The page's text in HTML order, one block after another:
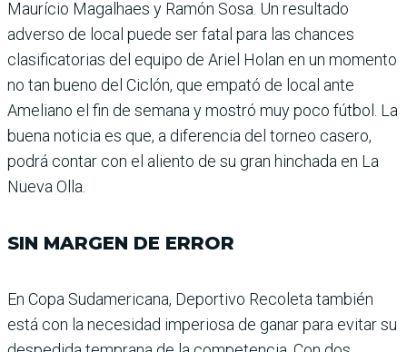
Maurício Magalhaes y Ramón Sosa. Un resultado
adverso de local puede ser fatal para las chances
clasificatorias del equipo de Ariel Holan en un momento
no tan bueno del Ciclón, que empató de local ante
Ameliano el fin de semana y mostró muy poco fútbol. La
buena noti­cia es que, a diferencia del torneo casero,
podrá contar con el aliento de su gran hinchada en La
Nueva Olla.
SIN MARGEN DE ERROR
En Copa Sudamericana, Deportivo Recoleta tam­bién
está con la necesidad imperiosa de ganar para evitar su